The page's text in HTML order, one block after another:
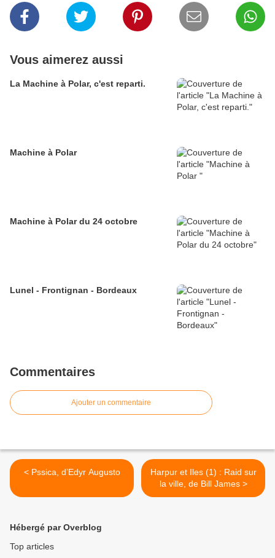
Vous aimerez aussi
La Machine à Polar, c'est reparti.
Machine à Polar
Machine à Polar du 24 octobre
Lunel - Frontignan - Bordeaux
Commentaires
Ajouter un commentaire
< Pssica, d’Edyr Augusto
Harpur et Iles (1) : Raid sur
la ville, de Bill James >
Hébergé par Overblog
Top articles